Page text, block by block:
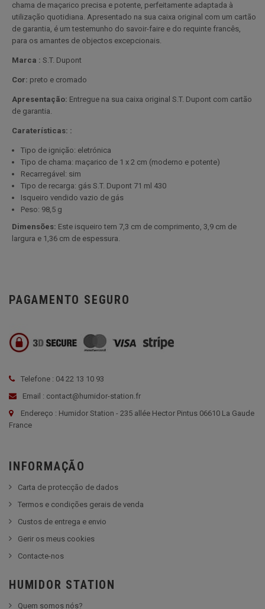
chama de maçarico precisa e potente, perfeitamente adaptada à
utilização quotidiana. Apresentado na sua caixa original com um cartão
de garantia, é um testemunho do savoir-faire e do requinte francês,
para os amantes de objectos excepcionais.
Marca : S.T. Dupont
Cor: preto e cromado
Apresentação: Entregue na sua caixa original S.T. Dupont com cartão
de garantia.
Caraterísticas: :
Tipo de ignição: eletrónica
Tipo de chama: maçarico de 1 x 2 cm (moderno e potente)
Recarregável: sim
Tipo de recarga: gás S.T. Dupont 71 ml 430
Isqueiro vendido vazio de gás
Peso: 98,5 g
Dimensões: Este isqueiro tem 7,3 cm de comprimento, 3,9 cm de
largura e 1,36 cm de espessura.
PAGAMENTO SEGURO
Telefone : 04 22 13 10 93
Email : contact@humidor-station.fr
Endereço : Humidor Station - 235 allée Hector Pintus 06610 La Gaude
France
INFORMAÇÃO
Carta de protecção de dados
Termos e condições gerais de venda
Custos de entrega e envio
Gerir os meus cookies
Contacte-nos
HUMIDOR STATION
Quem somos nós?